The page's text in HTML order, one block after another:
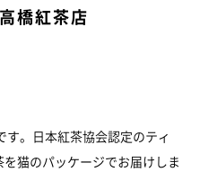
橋紅茶店
。日本紅茶協会認定のティ
猫のパッケージでお届けしま